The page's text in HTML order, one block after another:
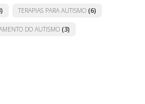
TERAPIAS PARA AUTISMO (6)
DO AUTISMO (3)